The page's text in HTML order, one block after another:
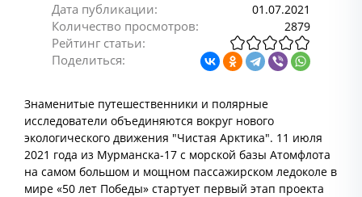
Дата публикации: 01.07.2021
Количество просмотров: 2879
Рейтинг статьи:
Поделиться:
Знаменитые путешественники и полярные
исследователи объединяются вокруг нового
экологического движения "Чистая Арктика". 11 июля
2021 года из Мурманска-17 c морской базы Атомфлота
на самом большом и мощном пассажирском ледоколе в
мире «50 лет Победы» стартует первый этап проекта